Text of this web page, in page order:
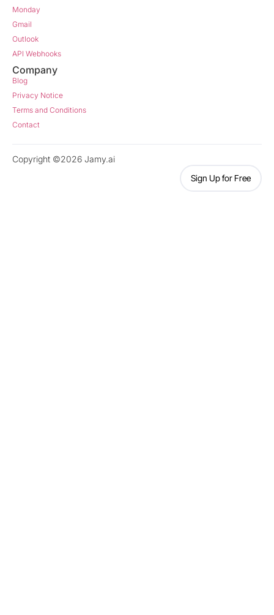
Monday
Gmail
Outlook
API Webhooks
Company
Blog
Privacy Notice
Terms and Conditions
Contact
Copyright ©2026 Jamy.ai
Sign Up for Free